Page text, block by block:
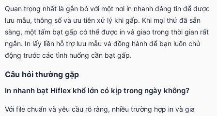
Quan trọng nhất là gắn bó với một nơi in nhanh đáng tin để được
lưu mẫu, thông số và ưu tiên xử lý khi gấp. Khi mọi thứ đã sẵn
sàng, một tấm bạt gấp có thể được in và giao trong thời gian rất
ngắn. In lấy liền hỗ trợ lưu mẫu và đồng hành để bạn luôn chủ
động trước các tình huống cần bạt gấp.
Câu hỏi thường gặp
In nhanh bạt Hiflex khổ lớn có kịp trong ngày không?
Với file chuẩn và yêu cầu rõ ràng, nhiều trường hợp in và gia